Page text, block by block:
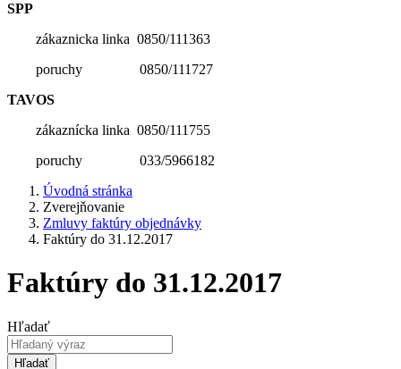
SPP
zákaznicka linka 0850/111363
poruchy 0850/111727
TAVOS
zákaznícka linka 0850/111755
poruchy 033/5966182
Úvodná stránka
Zverejňovanie
Zmluvy faktúry objednávky
Faktúry do 31.12.2017
Faktúry do 31.12.2017
Hľadať
Hľadať